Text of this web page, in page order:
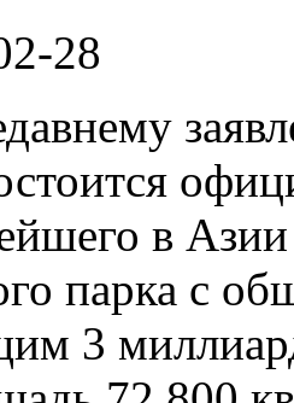
28
в Азии
парка с
3